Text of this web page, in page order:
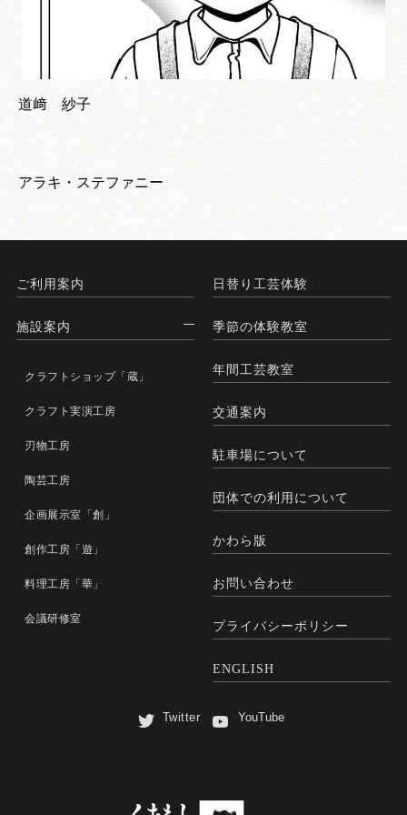
道﨑 紗子
アラキ・ステファニー
ご利用案内
施設案内
クラフトショップ「蔵」
クラフト実演工房
刃物工房
陶芸工房
企画展示室「創」
創作工房「遊」
料理工房「華」
会議研修室
日替り工芸体験
季節の体験教室
年間工芸教室
交通案内
駐車場について
団体での利用について
かわら版
お問い合わせ
プライバシーポリシー
ENGLISH
Twitter YouTube